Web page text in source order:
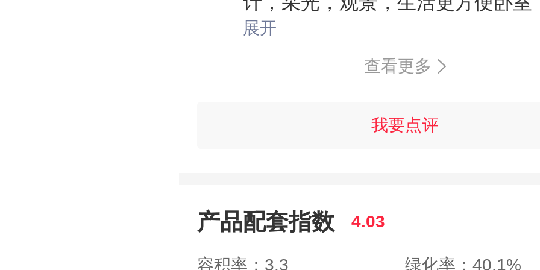
独立卫浴，便捷之中尽显优越与尊
展开
查看更多
我要点评
产品配套指数 4.03
容积率：3.3 绿化率：40.1%